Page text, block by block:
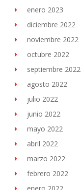
enero 2023
diciembre 2022
noviembre 2022
octubre 2022
septiembre 2022
agosto 2022
julio 2022
junio 2022
mayo 2022
abril 2022
marzo 2022
febrero 2022